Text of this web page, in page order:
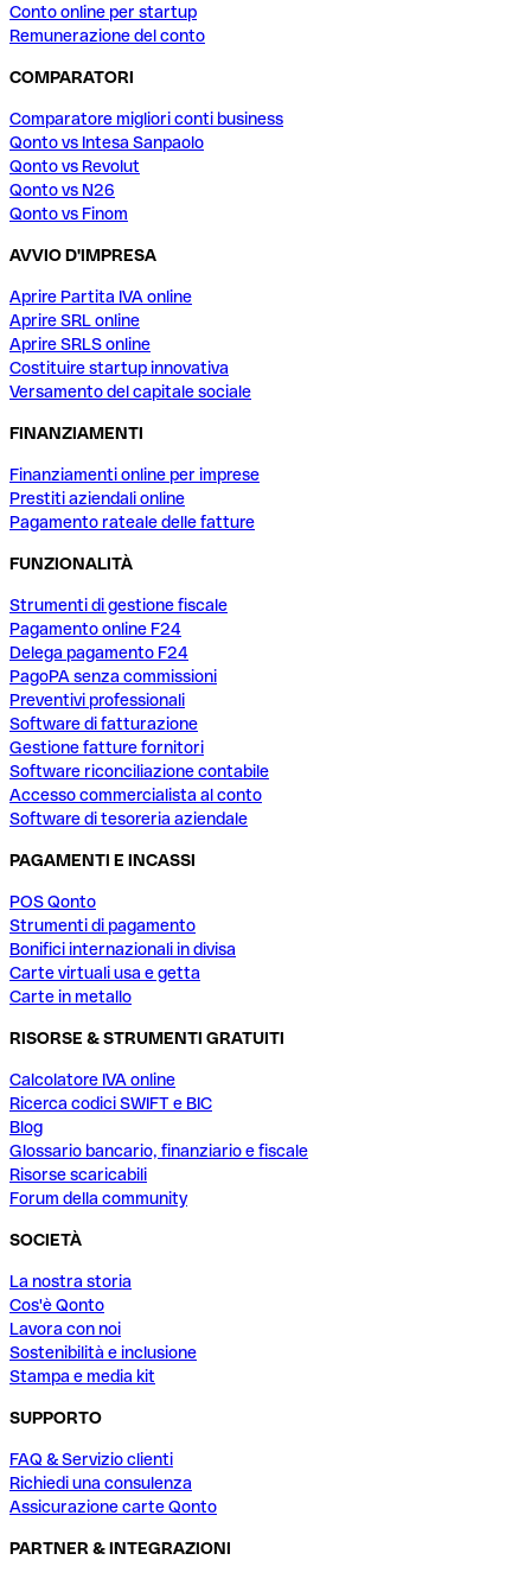
Conto online per startup
Remunerazione del conto
COMPARATORI
Comparatore migliori conti business
Qonto vs Intesa Sanpaolo
Qonto vs Revolut
Qonto vs N26
Qonto vs Finom
AVVIO D'IMPRESA
Aprire Partita IVA online
Aprire SRL online
Aprire SRLS online
Costituire startup innovativa
Versamento del capitale sociale
FINANZIAMENTI
Finanziamenti online per imprese
Prestiti aziendali online
Pagamento rateale delle fatture
FUNZIONALITÀ
Strumenti di gestione fiscale
Pagamento online F24
Delega pagamento F24
PagoPA senza commissioni
Preventivi professionali
Software di fatturazione
Gestione fatture fornitori
Software riconciliazione contabile
Accesso commercialista al conto
Software di tesoreria aziendale
PAGAMENTI E INCASSI
POS Qonto
Strumenti di pagamento
Bonifici internazionali in divisa
Carte virtuali usa e getta
Carte in metallo
RISORSE & STRUMENTI GRATUITI
Calcolatore IVA online
Ricerca codici SWIFT e BIC
Blog
Glossario bancario, finanziario e fiscale
Risorse scaricabili
Forum della community
SOCIETÀ
La nostra storia
Cos'è Qonto
Lavora con noi
Sostenibilità e inclusione
Stampa e media kit
SUPPORTO
FAQ & Servizio clienti
Richiedi una consulenza
Assicurazione carte Qonto
PARTNER & INTEGRAZIONI